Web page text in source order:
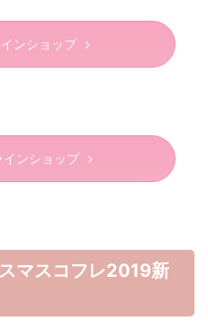
ンショップ
ンショップ
マスコフレ2019新